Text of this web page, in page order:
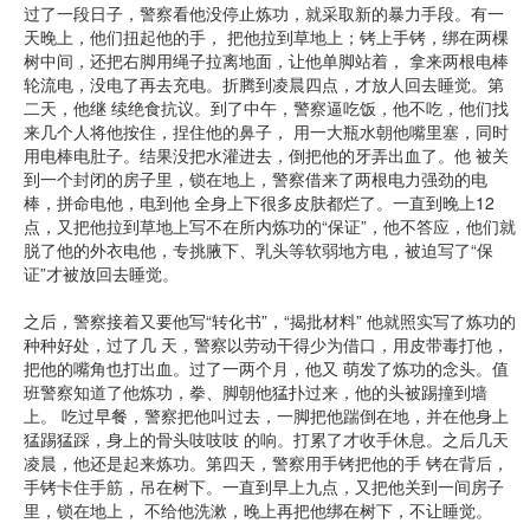
过了一段日子，警察看他没停止炼功，就采取新的暴力手段。有一
天晚上，他们扭起他的手， 把他拉到草地上；铐上手铐，绑在两棵
树中间，还把右脚用绳子拉离地面，让他单脚站着， 拿来两根电棒
轮流电，没电了再去充电。折腾到凌晨四点，才放人回去睡觉。第
二天，他继 续绝食抗议。到了中午，警察逼吃饭，他不吃，他们找
来几个人将他按住，捏住他的鼻子， 用一大瓶水朝他嘴里塞，同时
用电棒电肚子。结果没把水灌进去，倒把他的牙弄出血了。他 被关
到一个封闭的房子里，锁在地上，警察借来了两根电力强劲的电
棒，拼命电他，电到他 全身上下很多皮肤都烂了。一直到晚上12
点，又把他拉到草地上写不在所内炼功的“保证”，他不答应，他们就
脱了他的外衣电他，专挑腋下、乳头等软弱地方电，被迫写了“保
证”才被放回去睡觉。
之后，警察接着又要他写“转化书”，“揭批材料” 他就照实写了炼功的
种种好处，过了几 天，警察以劳动干得少为借口，用皮带毒打他，
把他的嘴角也打出血。过了一两个月，他又 萌发了炼功的念头。值
班警察知道了他炼功，拳、脚朝他猛扑过来，他的头被踢撞到墙
上。 吃过早餐，警察把他叫过去，一脚把他踹倒在地，并在他身上
猛踢猛踩，身上的骨头吱吱吱 的响。打累了才收手休息。之后几天
凌晨，他还是起来炼功。第四天，警察用手铐把他的手 铐在背后，
手铐卡住手筋，吊在树下。一直到早上九点，又把他关到一间房子
里，锁在地上， 不给他洗漱，晚上再把他绑在树下，不让睡觉。